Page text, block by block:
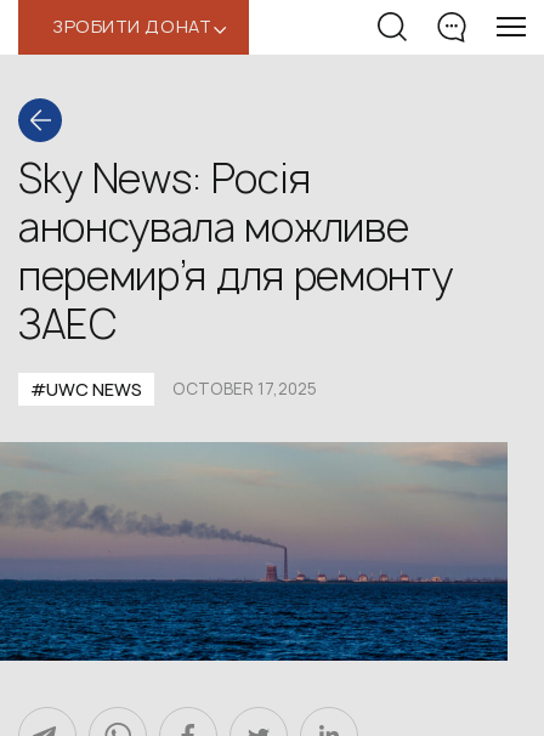
ЗРОБИТИ ДОНАТ‹
Sky News: Росія
анонсувала можливе
перемир’я для ремонту
ЗАЕС
#UWС NEWS OCTOBER 17,2025